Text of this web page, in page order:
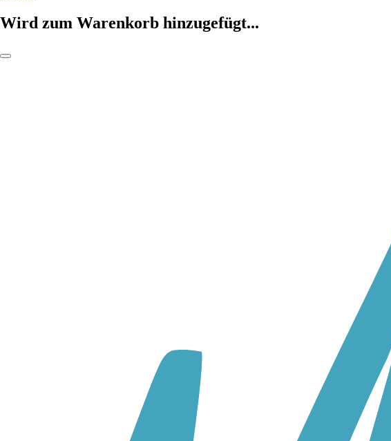
Wird zum Warenkorb hinzugefügt...